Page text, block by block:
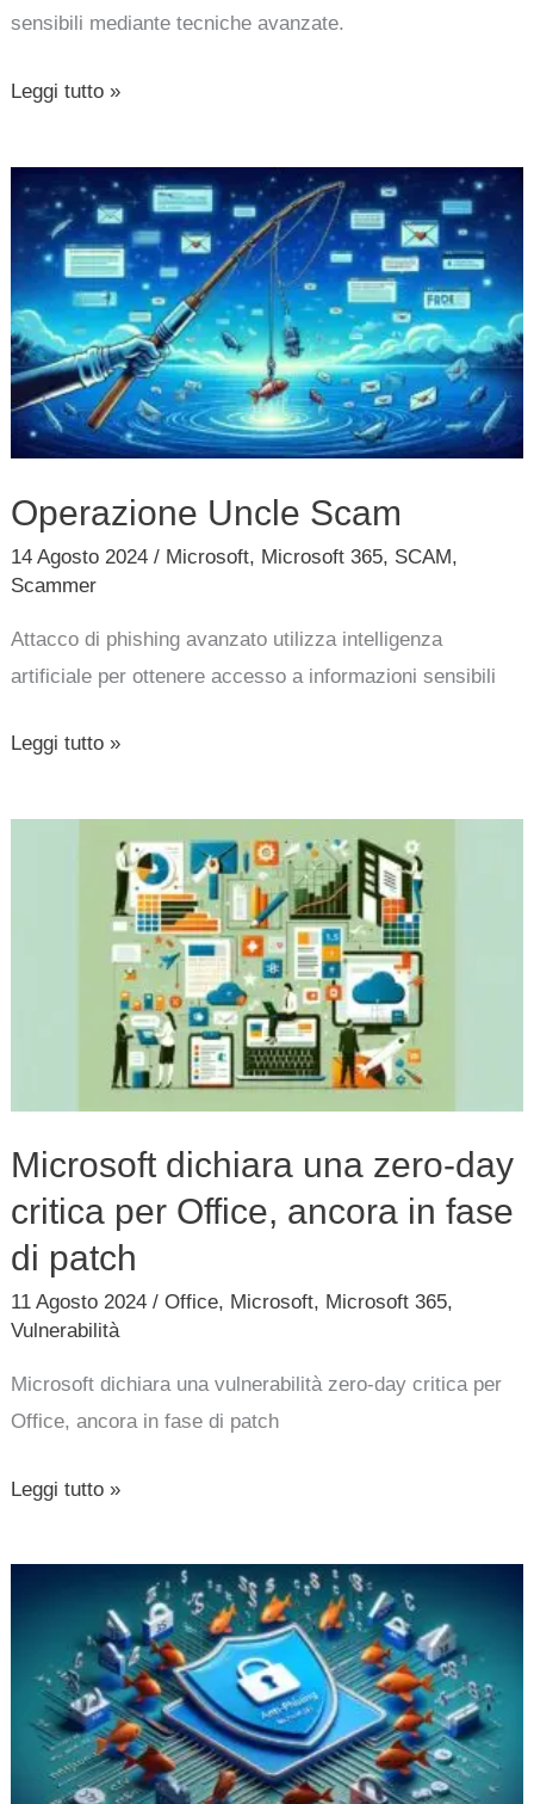
sensibili mediante tecniche avanzate.
Leggi tutto »
Operazione Uncle Scam
14 Agosto 2024/ Microsoft, Microsoft 365, SCAM,
Scammer
Attacco di phishing avanzato utilizza intelligenza
artificiale per ottenere accesso a informazioni sensibili
Operazione
Uncle
Scam
Leggi tutto »
Microsoft dichiara una zero-day
critica per Office, ancora in fase
di patch
11 Agosto 2024/Office, Microsoft, Microsoft 365,
Vulnerabilità
Microsoft dichiara una vulnerabilità zero-day critica per
Office, ancora in fase di patch
in
fase
di
patch
Leggi tutto »
funzionalità
phishing
Microsoft